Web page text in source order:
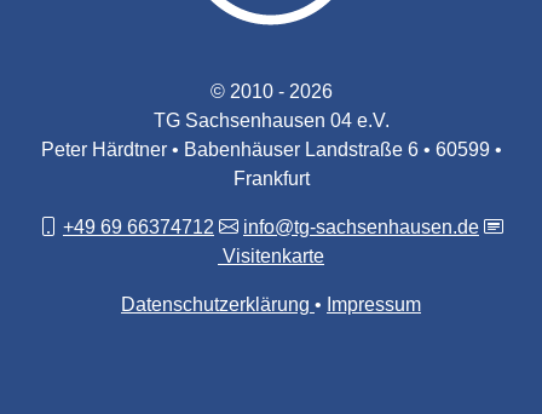
© 2010 - 2026
TG Sachsenhausen 04 e.V.
Peter Härdtner • Babenhäuser Landstraße 6 • 60599 •
Frankfurt
+49 69 66374712
info@tg-sachsenhausen.de
Visitenkarte
Datenschutzerklärung Impressum